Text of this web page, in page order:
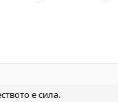
е сила.